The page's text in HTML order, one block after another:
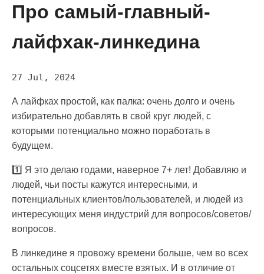
Про самый-главный-
лайфхак-линкедина
27 Jul, 2024
А лайфках простой, как палка: очень долго и очень
избирательно добавлять в свой круг людей, с
которыми потенциально можно поработать в
будущем.
1️⃣ Я это делаю годами, наверное 7+ лет! Добавляю и
людей, чьи посты кажутся интересными, и
потенциальных клиентов/пользователей, и людей из
интересующих меня индустрий для вопросов/советов/
вопросов.
В линкедине я провожу времени больше, чем во всех
остальных соцсетях вместе взятых. И в отличие от